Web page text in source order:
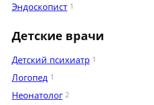
Эндоскопист 1
Детские врачи
Детский психиатр 1
Логопед 1
Неонатолог 2